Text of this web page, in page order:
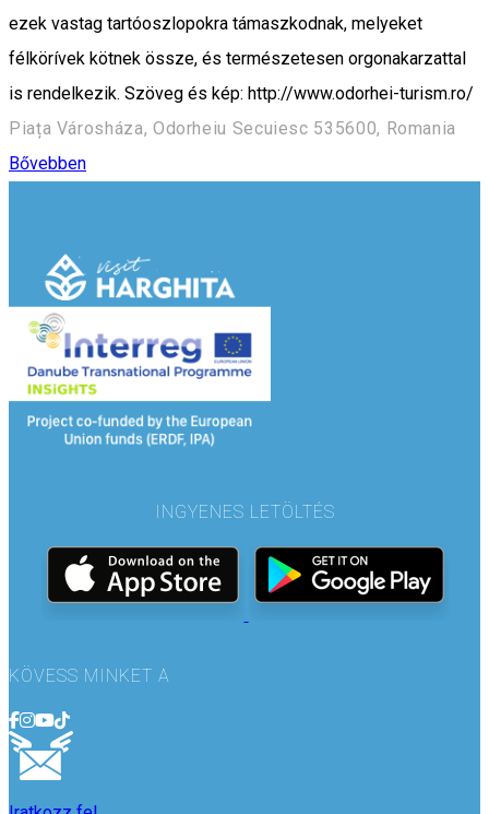
ezek vastag tartóoszlopokra támaszkodnak, melyeket
félkörívek kötnek össze, és természetesen orgonakarzattal
is rendelkezik. Szöveg és kép: http://www.odorhei-turism.ro/
Piața Városháza, Odorheiu Secuiesc 535600, Romania
Bővebben
INGYENES LETÖLTÉS
KÖVESS MINKET A